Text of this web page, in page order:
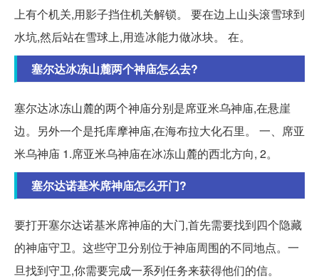
上有个机关,用影子挡住机关解锁。 要在边上山头滚雪球到
水坑,然后站在雪球上,用造冰能力做冰块。 在。
塞尔达冰冻山麓两个神庙怎么去?
塞尔达冰冻山麓的两个神庙分别是席亚米乌神庙,在悬崖
边。另外一个是托库摩神庙,在海布拉大化石里。 一、席亚
米乌神庙 1.席亚米乌神庙在冰冻山麓的西北方向, 2。
塞尔达诺基米席神庙怎么开门?
要打开塞尔达诺基米席神庙的大门,首先需要找到四个隐藏
的神庙守卫。这些守卫分别位于神庙周围的不同地点。一
旦找到守卫,你需要完成一系列任务来获得他们的信。